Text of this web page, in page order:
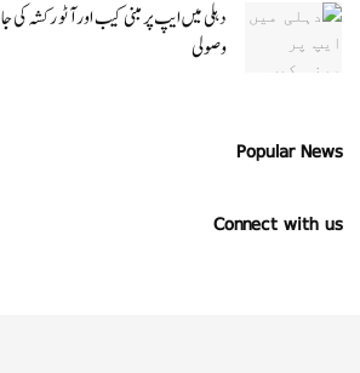
دہلی میں ایپ پر مبنی کیب اور آٹو رکشہ
وصولی
Popular News
Connect with us